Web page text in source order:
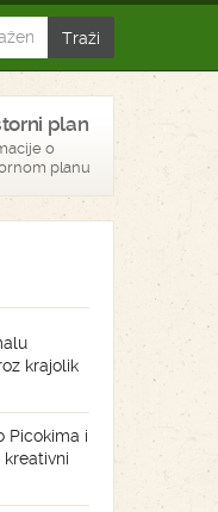
plan
o
planu
krajolik
Picokima i